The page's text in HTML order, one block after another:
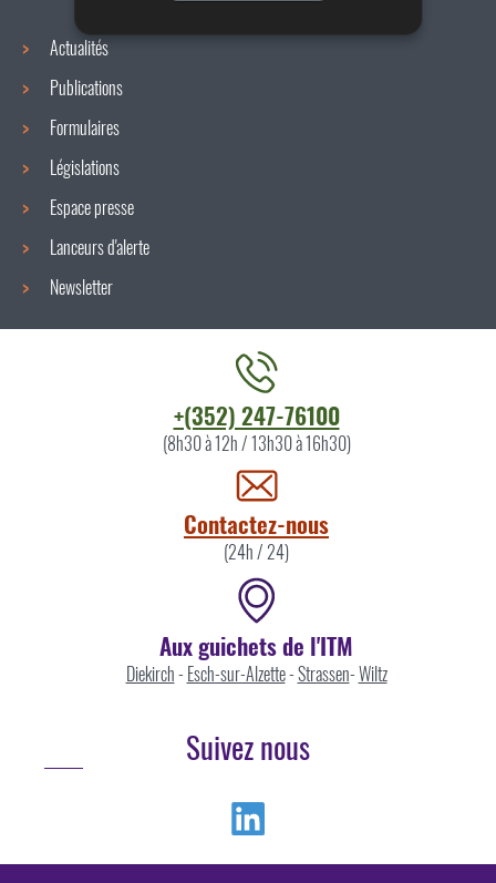
Actualités
Publications
Formulaires
Législations
Espace presse
Lanceurs d'alerte
Newsletter
+(352) 247-76100
(8h30 à 12h / 13h30 à 16h30)
Contactez-nous
(24h / 24)
Aux guichets de l'ITM
Diekirch- Esch-sur-Alzette-Strassen-Wiltz
Suivez nous